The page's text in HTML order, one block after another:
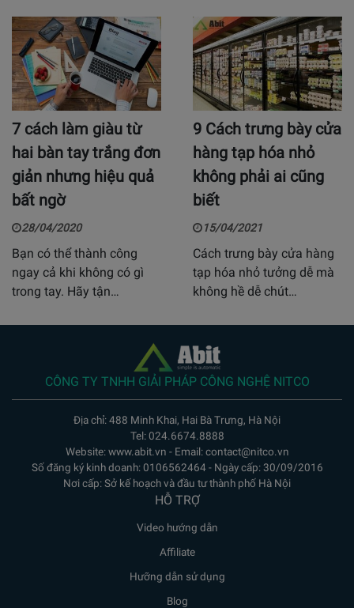
7 cách làm giàu từ
hai bàn tay trắng đơn
giản nhưng hiệu quả
bất ngờ
28/04/2020
Bạn có thể thành công
ngay cả khi không có gì
trong tay. Hãy tận…
9 Cách trưng bày cửa
hàng tạp hóa nhỏ
không phải ai cũng
biết
15/04/2021
Cách trưng bày cửa hàng
tạp hóa nhỏ tưởng dễ mà
không hề dễ chút…
CÔNG TY TNHH GIẢI PHÁP CÔNG NGHỆ NITCO
Địa chỉ: 488 Minh Khai, Hai Bà Trưng, Hà Nội
Tel: 024.6674.8888
Website: www.abit.vn - Email: contact@nitco.vn
Số đăng ký kinh doanh: 0106562464 - Ngày cấp: 30/09/2016
Nơi cấp: Sở kế hoạch và đầu tư thành phố Hà Nội
HỖ TRỢ
Video hướng dẫn
Affiliate
Hưỡng dẫn sử dụng
Blog